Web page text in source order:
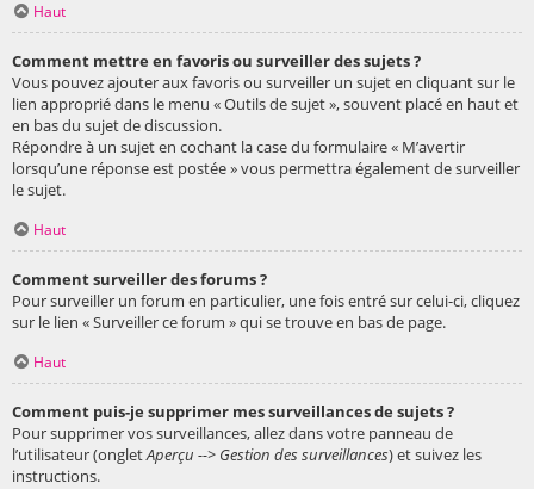
Haut
Comment mettre en favoris ou surveiller des sujets ?
Vous pouvez ajouter aux favoris ou surveiller un sujet en cliquant sur le
lien approprié dans le menu « Outils de sujet », souvent placé en haut et
en bas du sujet de discussion.
Répondre à un sujet en cochant la case du formulaire « M’avertir
lorsqu’une réponse est postée » vous permettra également de surveiller
le sujet.
Haut
Comment surveiller des forums ?
Pour surveiller un forum en particulier, une fois entré sur celui-ci, cliquez
sur le lien « Surveiller ce forum » qui se trouve en bas de page.
Haut
Comment puis-je supprimer mes surveillances de sujets ?
Pour supprimer vos surveillances, allez dans votre panneau de
l’utilisateur (ongletAperçu --> Gestion des surveillances) et suivez les
instructions.